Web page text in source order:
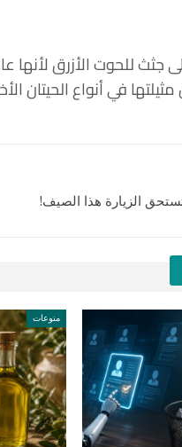
جثث للحوت الأزرق
في أنواع الحيتان
الزيارة هذا الصيف!
منوعات